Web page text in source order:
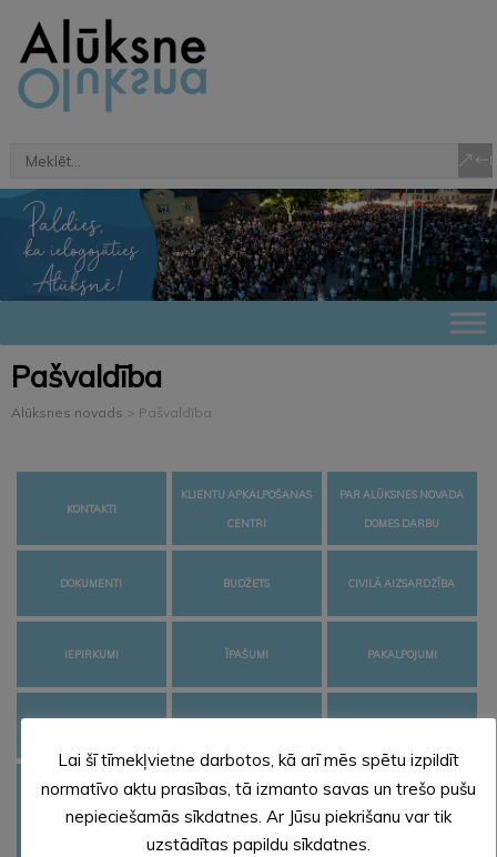
Pašvaldība
Alūksnes novads > Pašvaldība
KONTAKTI
KLIENTU APKALPOŠANAS
CENTRI
PAR ALŪKSNES NOVADA
DOMES DARBU
DOKUMENTI BUDŽETS CIVILĀ AIZSARDZĪBA
IEPIRKUMI ĪPAŠUMI PAKALPOJUMI
IESTĀDES
BŪVVALDE
ALŪKSNES NOVADA
PAGASTU APVIENĪBAS
Lai šī tīmekļvietne darbotos, kā arī mēs spētu izpildīt
normatīvo aktu prasības, tā izmanto savas un trešo pušu
nepieciešamās sīkdatnes. Ar Jūsu piekrišanu var tik
uzstādītas papildu sīkdatnes.